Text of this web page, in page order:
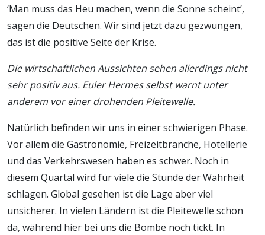
‘Man muss das Heu machen, wenn die Sonne scheint’,
sagen die Deutschen. Wir sind jetzt dazu gezwungen,
das ist die positive Seite der Krise.
Die wirtschaftlichen Aussichten sehen allerdings nicht
sehr positiv aus. Euler Hermes selbst warnt unter
anderem vor einer drohenden Pleitewelle.
Natürlich befinden wir uns in einer schwierigen Phase.
Vor allem die Gastronomie, Freizeitbranche, Hotellerie
und das Verkehrswesen haben es schwer. Noch in
diesem Quartal wird für viele die Stunde der Wahrheit
schlagen. Global gesehen ist die Lage aber viel
unsicherer. In vielen Ländern ist die Pleitewelle schon
da, während hier bei uns die Bombe noch tickt. In